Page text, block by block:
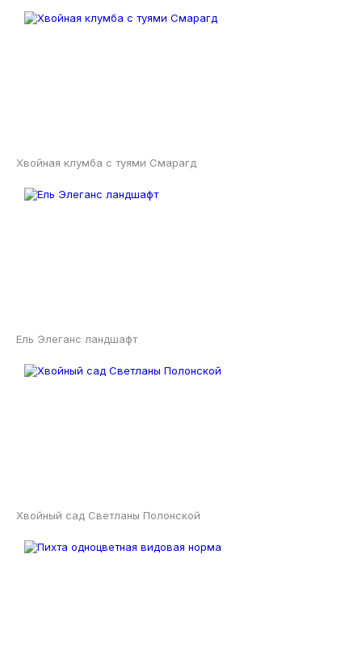
Хвойная клумба с туями Смарагд
Ель Элеганс ландшафт
Хвойный сад Светланы Полонской